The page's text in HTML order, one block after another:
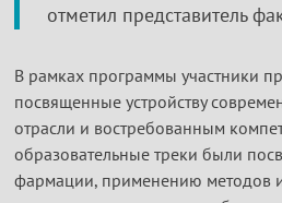
отметил представитель
В рамках программы участники
посвященные устройству
отрасли и востребованным
образовательные треки были
фармации, применению методов